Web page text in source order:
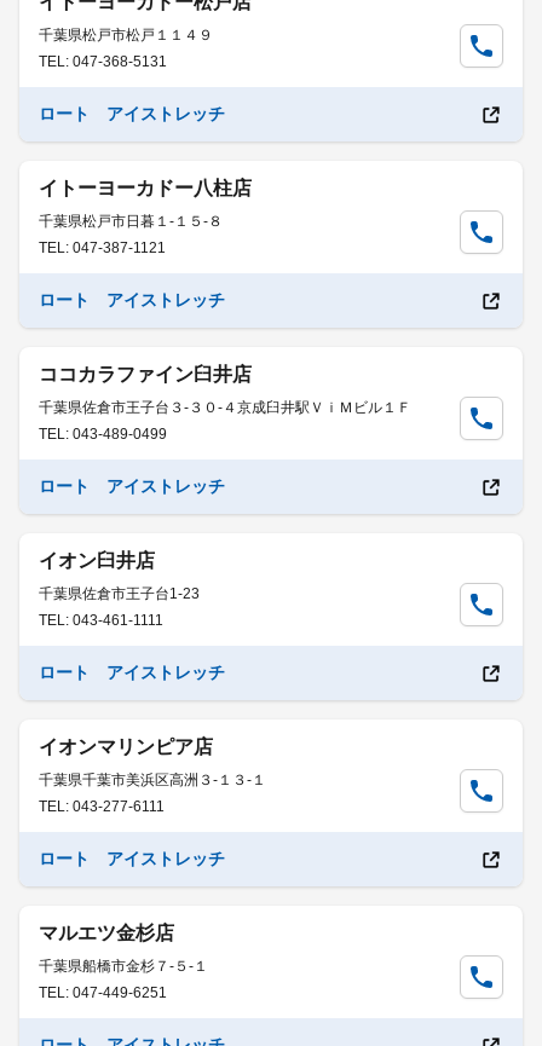
千葉県松戸市松戸１１４９
TEL: 047-368-5131
ロート アイストレッチ
イトーヨーカドー八柱店
千葉県松戸市日暮１-１５-８
TEL: 047-387-1121
ロート アイストレッチ
ココカラファイン臼井店
千葉県佐倉市王子台３-３０-４京成臼井駅ＶｉＭビル１Ｆ
TEL: 043-489-0499
ロート アイストレッチ
イオン臼井店
千葉県佐倉市王子台1-23
TEL: 043-461-1111
ロート アイストレッチ
イオンマリンピア店
千葉県千葉市美浜区高洲３-１３-１
TEL: 043-277-6111
ロート アイストレッチ
マルエツ金杉店
千葉県船橋市金杉７-５-１
TEL: 047-449-6251